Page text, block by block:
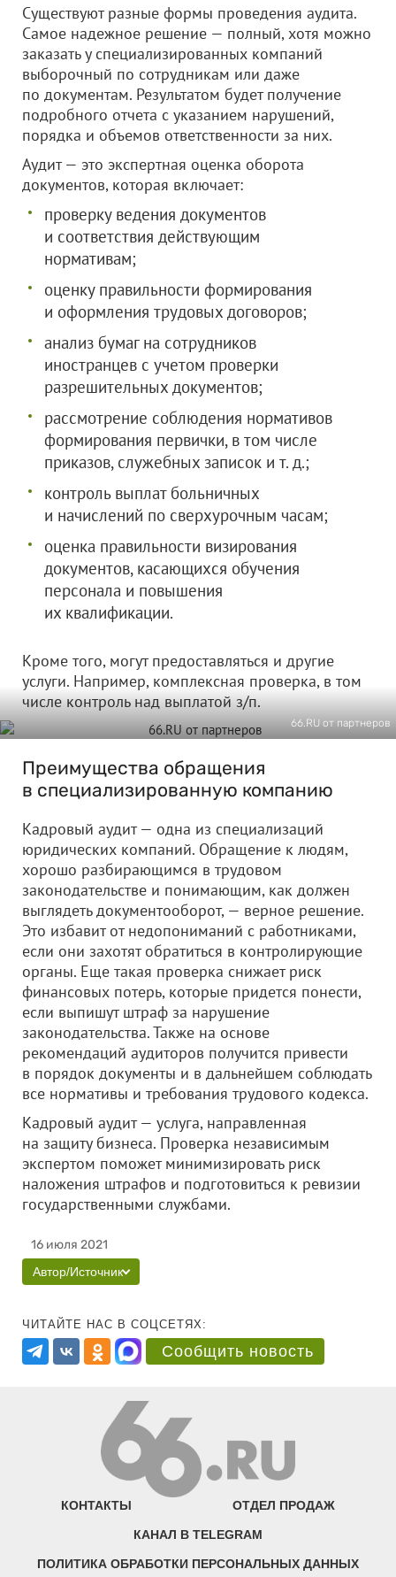
Существуют разные формы проведения аудита.
Самое надежное решение — полный, хотя можно
заказать у специализированных компаний
выборочный по сотрудникам или даже
по документам. Результатом будет получение
подробного отчета с указанием нарушений,
порядка и объемов ответственности за них.
Аудит — это экспертная оценка оборота
документов, которая включает:
проверку ведения документов
и соответствия действующим
нормативам;
оценку правильности формирования
и оформления трудовых договоров;
анализ бумаг на сотрудников
иностранцев с учетом проверки
разрешительных документов;
рассмотрение соблюдения нормативов
формирования первички, в том числе
приказов, служебных записок и т. д.;
контроль выплат больничных
и начислений по сверхурочным часам;
оценка правильности визирования
документов, касающихся обучения
персонала и повышения
их квалификации.
Кроме того, могут предоставляться и другие
услуги. Например, комплексная проверка, в том
числе контроль над выплатой з/п.
66.RU от партнеров
Преимущества обращения
в специализированную компанию
Кадровый аудит — одна из специализаций
юридических компаний. Обращение к людям,
хорошо разбирающимся в трудовом
законодательстве и понимающим, как должен
выглядеть документооборот, — верное решение.
Это избавит от недопониманий с работниками,
если они захотят обратиться в контролирующие
органы. Еще такая проверка снижает риск
финансовых потерь, которые придется понести,
если выпишут штраф за нарушение
законодательства. Также на основе
рекомендаций аудиторов получится привести
в порядок документы и в дальнейшем соблюдать
все нормативы и требования трудового кодекса.
Кадровый аудит — услуга, направленная
на защиту бизнеса. Проверка независимым
экспертом поможет минимизировать риск
наложения штрафов и подготовиться к ревизии
государственными службами.
16 июля 2021
Автор/Источник
ЧИТАЙТЕ НАС В СОЦСЕТЯХ:
Сообщить новость
КОНТАКТЫ ОТДЕЛ ПРОДАЖ
КАНАЛ В TELEGRAM
ПОЛИТИКА ОБРАБОТКИ ПЕРСОНАЛЬНЫХ ДАННЫХ